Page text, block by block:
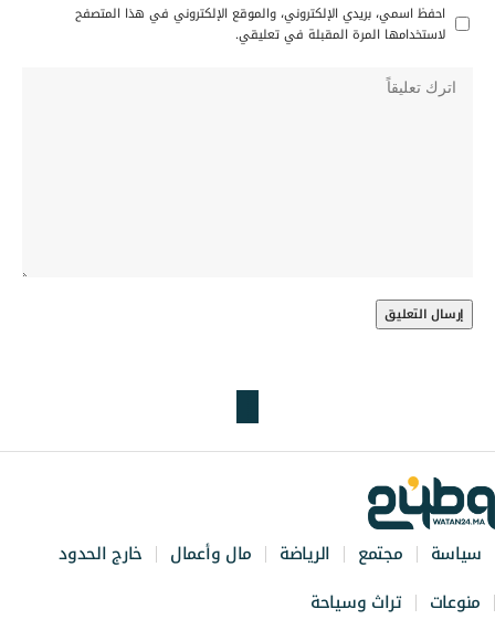
احفظ اسمي، بريدي الإلكتروني، والموقع الإلكتروني في هذا المتصفح
لاستخدامها المرة المقبلة في تعليقي.
سياسة مجتمع الرياضة مال وأعمال
خارج الحدود
منوعات
تراث وسياحة